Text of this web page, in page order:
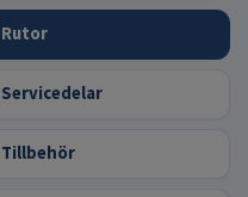
Rutor
Servicedelar
Tillbehör